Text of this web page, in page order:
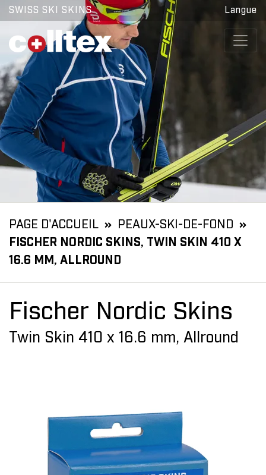
SWISS SKI SKINS Langue
PAGE D'ACCUEIL
PEAUX-SKI-DE-FOND
FISCHER NORDIC SKINS, TWIN SKIN 410 X
16.6 MM, ALLROUND
Fischer Nordic Skins
Twin Skin 410 x 16.6 mm, Allround